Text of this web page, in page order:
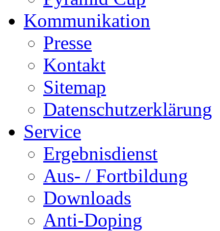
Kommunikation
Presse
Kontakt
Sitemap
Datenschutzerklärung
Service
Ergebnisdienst
Aus- / Fortbildung
Downloads
Anti-Doping